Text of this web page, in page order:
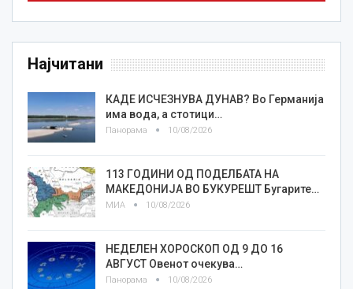
Најчитани
КАДЕ ИСЧЕЗНУВА ДУНАВ? Во Германија
има вода, а стотици…
Панорама 10/08/2026
113 ГОДИНИ ОД ПОДЕЛБАТА НА
МАКЕДОНИЈА ВО БУКУРЕШТ Бугарите…
МИА 10/08/2026
НЕДЕЛЕН ХОРОСКОП ОД 9 ДО 16
АВГУСТ Овенот очекува…
Панорама 10/08/2026